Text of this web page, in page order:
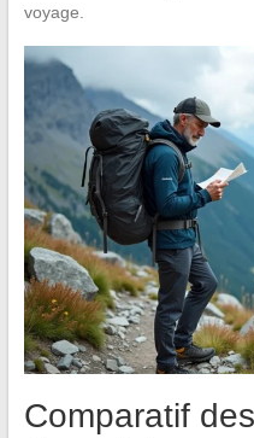
voyage.
Comparatif